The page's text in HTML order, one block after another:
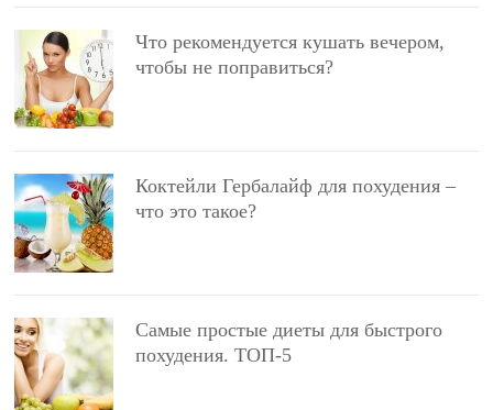
Что рекомендуется кушать вечером,
чтобы не поправиться?
Коктейли Гербалайф для похудения –
что это такое?
Самые простые диеты для быстрого
похудения. ТОП-5